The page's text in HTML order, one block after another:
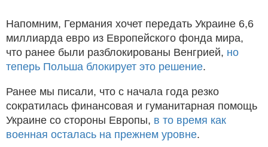
Напомним, Германия хочет передать Украине 6,6
миллиарда евро из Европейского фонда мира,
что ранее были разблокированы Венгрией, но
теперь Польша блокирует это решение.
Ранее мы писали, что с начала года резко
сократилась финансовая и гуманитарная помощь
Украине со стороны Европы, в то время как
военная осталась на прежнем уровне.